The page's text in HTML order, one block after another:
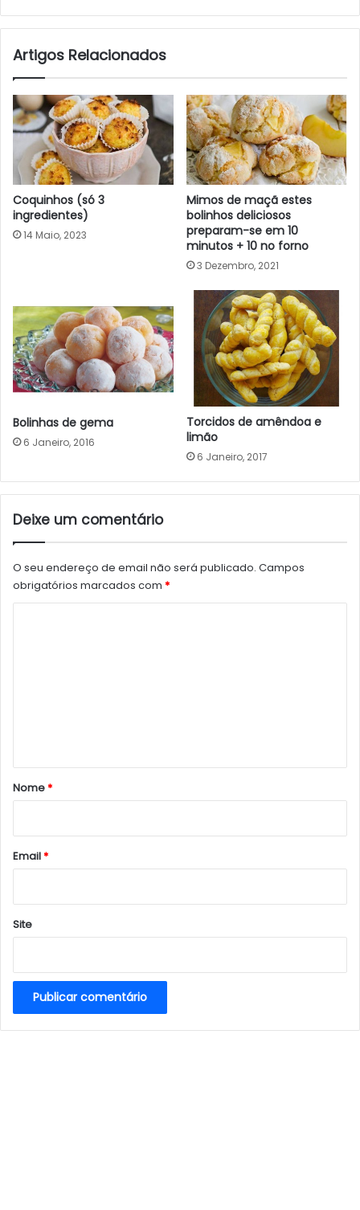
Artigos Relacionados
Coquinhos (só 3
ingredientes)
14 Maio, 2023
Mimos de maçã estes
bolinhos deliciosos
preparam-se em 10
minutos + 10 no forno
3 Dezembro, 2021
Bolinhas de gema
6 Janeiro, 2016
Torcidos de amêndoa e
limão
6 Janeiro, 2017
Deixe um comentário
O seu endereço de email não será publicado. Campos
obrigatórios marcados com *
r
*
Nome*
Email*
Site